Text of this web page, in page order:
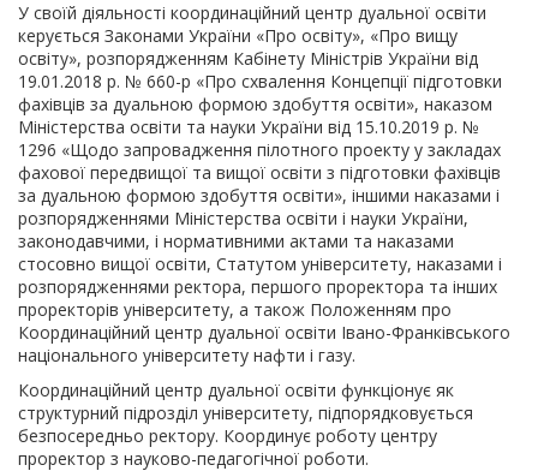
У своїй діяльності координаційний центр дуальної освіти
керується Законами України «Про освіту», «Про вищу
освіту», розпорядженням Кабінету Міністрів України від
19.01.2018 р. № 660-р «Про схвалення Концепції підготовки
фахівців за дуальною формою здобуття освіти», наказом
Міністерства освіти та науки України від 15.10.2019 р. №
1296 «Щодо запровадження пілотного проекту у закладах
фахової передвищої та вищої освіти з підготовки фахівців
за дуальною формою здобуття освіти», іншими наказами і
розпорядженнями Міністерства освіти і науки України,
законодавчими, і нормативними актами та наказами
стосовно вищої освіти, Статутом університету, наказами і
розпорядженнями ректора, першого проректора та інших
проректорів університету, а також Положенням про
Координаційний центр дуальної освіти Івано-Франківського
національного університету нафти і газу.
Координаційний центр дуальної освіти функціонує як
структурний підрозділ університету, підпорядковується
безпосередньо ректору. Координує роботу центру
проректор з науково-педагогічної роботи.